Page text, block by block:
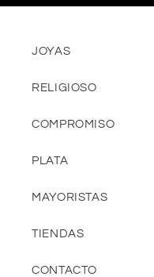
JOYAS
RELIGIOSO
COMPROMISO
PLATA
MAYORISTAS
TIENDAS
CONTACTO